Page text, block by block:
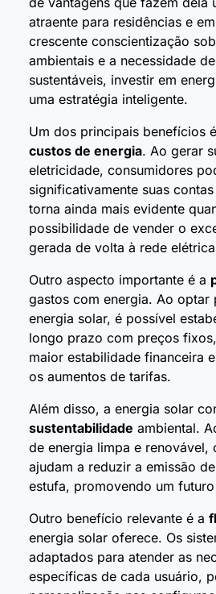
atraente para residências e
crescente conscientização
ambientais e a necessidade
sustentáveis, investir em
uma estratégia inteligente.
Um dos principais benefícios
custos de energia. Ao gerar
eletricidade, consumidores
significativamente suas
torna ainda mais evidente
possibilidade de vender o
gerada de volta à rede
Outro aspecto importante é a
gastos com energia. Ao optar
energia solar, é possível
longo prazo com preços
maior estabilidade financeira
os aumentos de tarifas.
Além disso, a energia solar
sustentabilidade ambiental.
de energia limpa e renovável,
ajudam a reduzir a emissão
estufa, promovendo um
Outro benefício relevante é a
energia solar oferece. Os
adaptados para atender as
específicas de cada usuário,